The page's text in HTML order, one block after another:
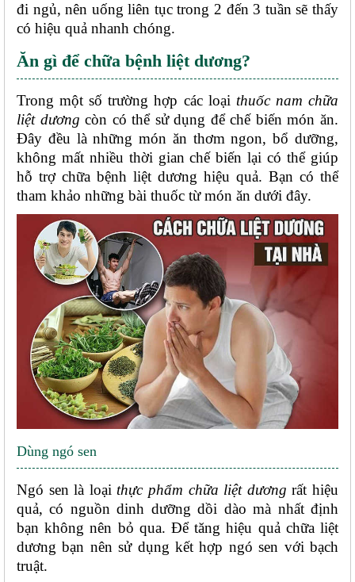
đi ngủ, nên uống liên tục trong 2 đến 3 tuần sẽ thấy
có hiệu quả nhanh chóng.
Ăn gì để chữa bệnh liệt dương?
Trong một số trường hợp các loại thuốc nam chữa
liệt dương còn có thể sử dụng để chế biến món ăn.
Đây đều là những món ăn thơm ngon, bổ dưỡng,
không mất nhiều thời gian chế biến lại có thể giúp
hỗ trợ chữa bệnh liệt dương hiệu quả. Bạn có thể
tham khảo những bài thuốc từ món ăn dưới đây.
Dùng ngó sen
Ngó sen là loại thực phẩm chữa liệt dương rất hiệu
quả, có nguồn dinh dưỡng dồi dào mà nhất định
bạn không nên bỏ qua. Để tăng hiệu quả chữa liệt
dương bạn nên sử dụng kết hợp ngó sen với bạch
truật.